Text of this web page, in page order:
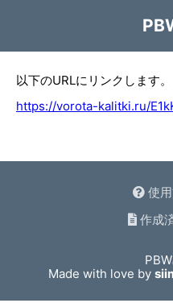
以下のURLにリンクします
https://vorota-kalitki.ru/
使
作成
Made with love by